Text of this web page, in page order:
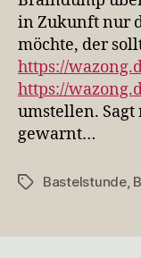
in Zukunft nur
möchte, der
https://
https://
umstellen.
gewarnt…
Schlagwörter
Bastelstunde,